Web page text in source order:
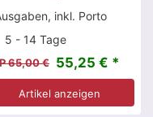
inkl. Porto
5 - 14 Tage
65,00 € 55,25 € *
Artikel anzeigen